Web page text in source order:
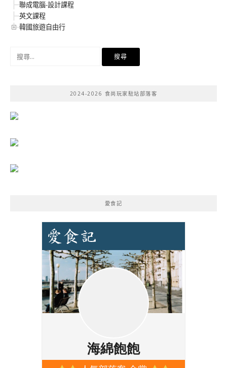
聯成電腦-設計課程
英文課程
韓國旅遊自由行
2024-2026 食尚玩家駐站部落客
愛食記